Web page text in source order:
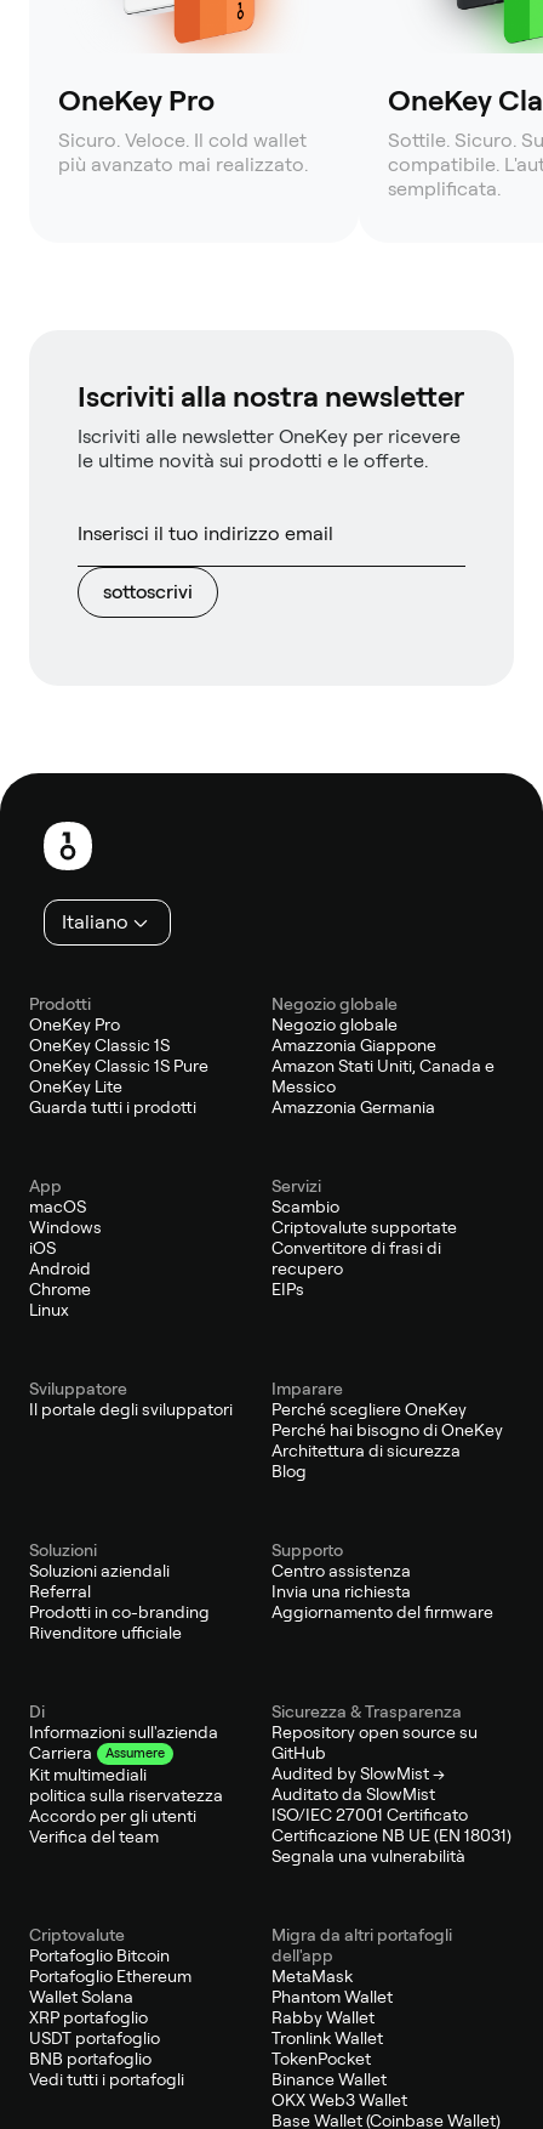
OneKey Pro
Sicuro. Veloce. Il cold wallet
più avanzato mai realizzato.
OneKey
Sottile. Sicuro.
compatibile.
semplificata.
Iscriviti alla nostra newsletter
Iscriviti alle newsletter OneKey per ricevere
le ultime novità sui prodotti e le offerte.
sottoscrivi
Piè
pagina
Italiano
Prodotti
OneKey Pro
OneKey Classic 1S
OneKey Classic 1S Pure
OneKey Lite
Guarda tutti i prodotti
Negozio globale
Negozio globale
Amazzonia Giappone
Amazon Stati Uniti, Canada e
Messico
Amazzonia Germania
App
macOS
Windows
iOS
Android
Chrome
Linux
Servizi
Scambio
Criptovalute supportate
Convertitore di frasi di
recupero
EIPs
Sviluppatore
Il portale degli sviluppatori
Imparare
Perché scegliere OneKey
Perché hai bisogno di OneKey
Architettura di sicurezza
Blog
Soluzioni
Soluzioni aziendali
Referral
Prodotti in co-branding
Rivenditore ufficiale
Supporto
Centro assistenza
Invia una richiesta
Aggiornamento del firmware
Di
Informazioni sull'azienda
Carriera
Assumere
Kit multimediali
politica sulla riservatezza
Accordo per gli utenti
Verifica del team
Sicurezza & Trasparenza
Repository open source su
GitHub
Audited by SlowMist →
Auditato da SlowMist
ISO/IEC 27001 Certificato
Certificazione NB UE (EN 18031)
Segnala una vulnerabilità
Criptovalute
Portafoglio Bitcoin
Portafoglio Ethereum
Wallet Solana
XRP portafoglio
USDT portafoglio
BNB portafoglio
Vedi tutti i portafogli
Migra da altri portafogli
dell'app
MetaMask
Phantom Wallet
Rabby Wallet
Tronlink Wallet
TokenPocket
Binance Wallet
OKX Web3 Wallet
Base Wallet (Coinbase Wallet)